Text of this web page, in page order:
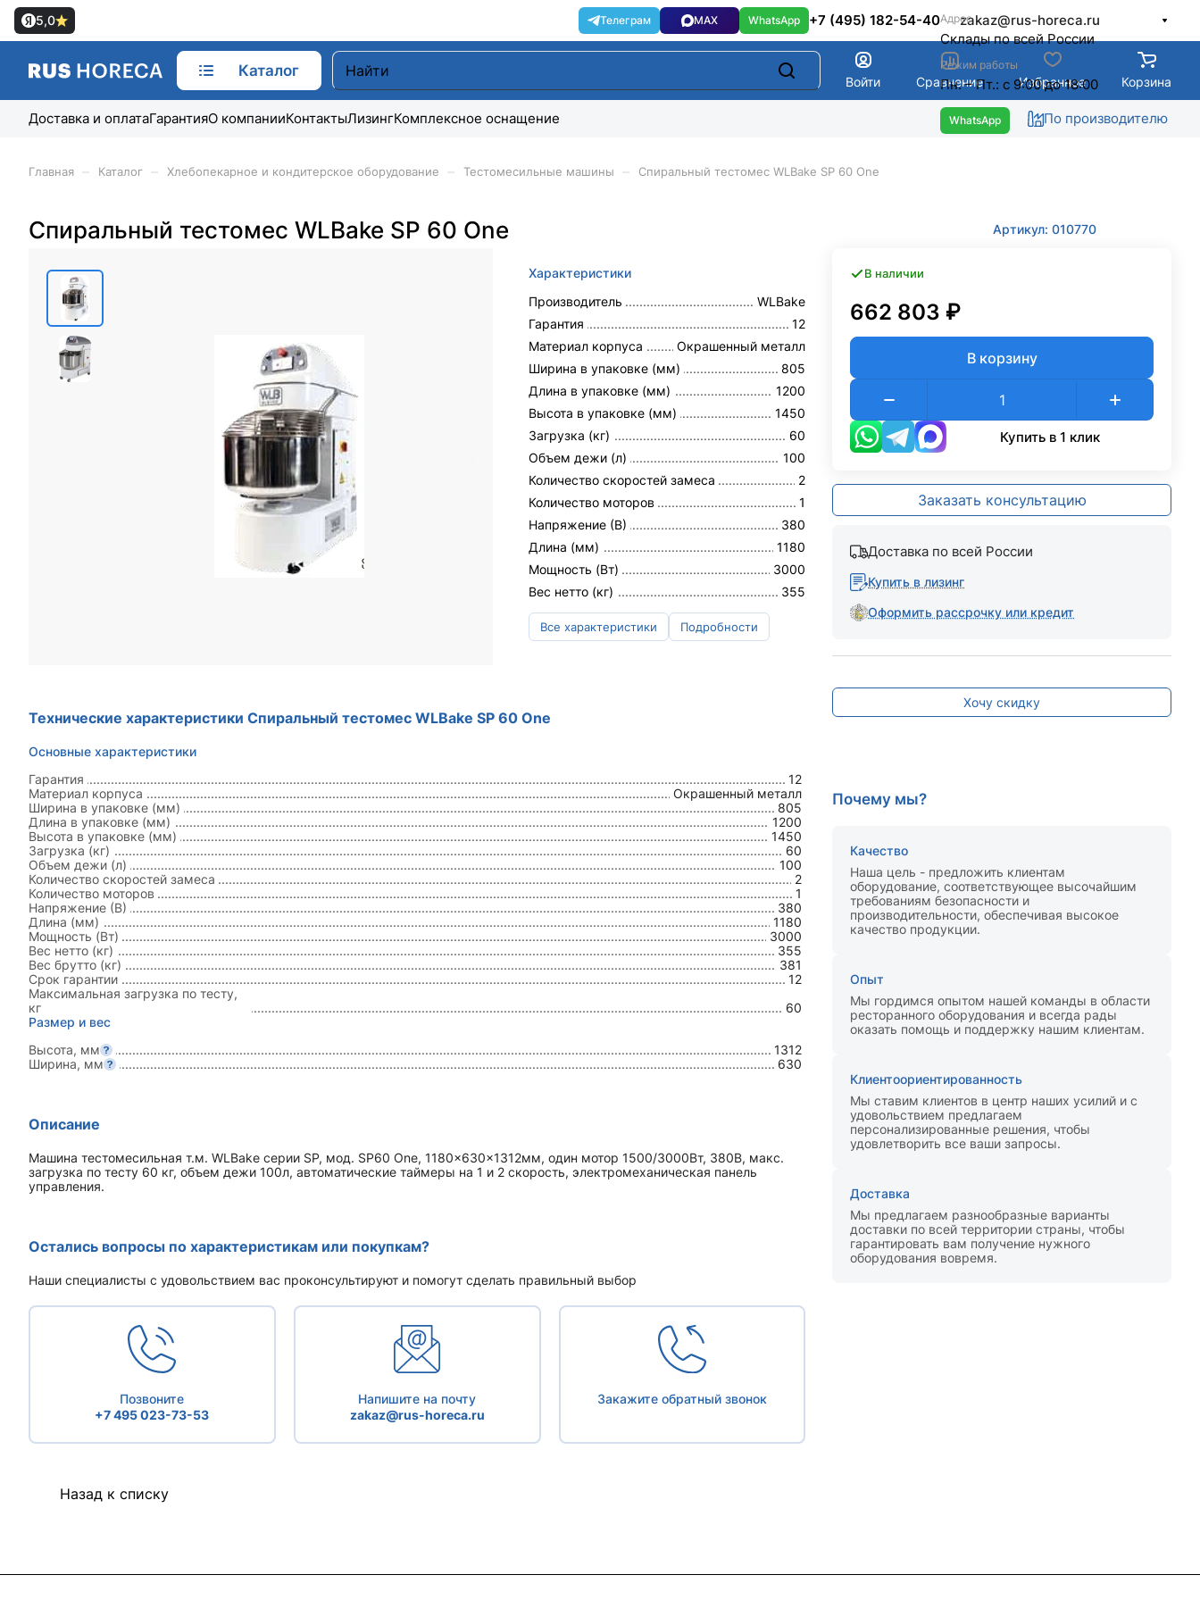
5,0 zakaz@rus-horeca.ru
+7 (495) 182-54-40Адрес
Cклады по всей России
Режим работы
Пн. – Пт.: с 9:00 до 18:00
Каталог
Войти Сравнение Избранное Корзина
Доставка и оплатаГарантияО компанииКонтактыЛизингКомплексное оснащение По производителю
Главная Каталог Хлебопекарное и кондитерское оборудование Тестомесильные машины Спиральный тестомес WLBake SP 60 One
Спиральный тестомес WLBake SP 60 One Артикул: 010770
Характеристики
Производитель
WLBake
Гарантия
12
Материал корпуса
Окрашенный металл
Ширина в упаковке (мм)
805
Длина в упаковке (мм)
1200
Высота в упаковке (мм)
1450
Загрузка (кг)
60
Объем дежи (л)
100
Количество скоростей замеса
2
Количество моторов
1
Напряжение (В)
380
Длина (мм)
1180
Мощность (Вт)
3000
Вес нетто (кг)
355
Все характеристики Подробности
Технические характеристики Спиральный тестомес WLBake SP 60 One
Основные характеристики
Гарантия
12
Материал корпуса
Окрашенный металл
Ширина в упаковке (мм)
805
Длина в упаковке (мм)
1200
Высота в упаковке (мм)
1450
Загрузка (кг)
60
Объем дежи (л)
100
Количество скоростей замеса
2
Количество моторов
1
Напряжение (В)
380
Длина (мм)
1180
Мощность (Вт)
3000
Вес нетто (кг)
355
Вес брутто (кг)
381
Срок гарантии
12
Максимальная загрузка по тесту,
кг
60
Размер и вес
Высота, мм
1312
Ширина, мм
630
Описание
Машина тестомесильная т.м. WLBake серии SP, мод. SP60 One, 1180x630x1312мм, один мотор 1500/3000Вт, 380В, макс.
загрузка по тесту 60 кг, объем дежи 100л, автоматические таймеры на 1 и 2 скорость, электромеханическая панель
управления.
Остались вопросы по характеристикам или покупкам?
Наши специалисты с удовольствием вас проконсультируют и помогут сделать правильный выбор
Позвоните
+7 495 023-73-53
Напишите на почту
zakaz@rus-horeca.ru
Закажите обратный звонок
В наличии
662 803 ₽
В корзину
Купить в 1 клик
Заказать консультацию
Доставка по всей России
Купить в лизинг
Оформить рассрочку или кредит
Хочу скидку
Почему мы?
Качество
Наша цель - предложить клиентам
оборудование, соответствующее высочайшим
требованиям безопасности и
производительности, обеспечивая высокое
качество продукции.
Опыт
Мы гордимся опытом нашей команды в области
ресторанного оборудования и всегда рады
оказать помощь и поддержку нашим клиентам.
Клиентоориентированность
Мы ставим клиентов в центр наших усилий и с
удовольствием предлагаем
персонализированные решения, чтобы
удовлетворить все ваши запросы.
Доставка
Мы предлагаем разнообразные варианты
доставки по всей территории страны, чтобы
гарантировать вам получение нужного
оборудования вовремя.
Назад к списку